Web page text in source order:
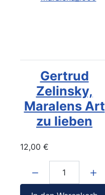
Gertrud
Zelinsky,
Maralens Art
zu lieben
12,00 €